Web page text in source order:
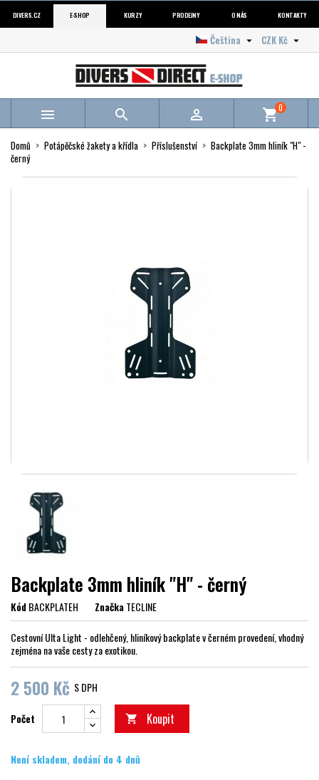
DIVERS.CZ E-SHOP KURZY PRODEJNY O NÁS KONTAKTY
CZK Kč 
Čeština 
   shopping_cart0
Domů Potápěčské žakety a křídla Příslušenství
Backplate 3mm hliník "H" -
černý
Backplate 3mm hliník "H" - černý
KódBACKPLATEH ZnačkaTECLINE
Cestovní Ulta Light - odlehčený, hliníkový backplate v černém provedení, vhodný
zejména na vaše cesty za exotikou.
2 500 Kč S DPH
Počet  Koupit
Není skladem, dodání do 4 dnů